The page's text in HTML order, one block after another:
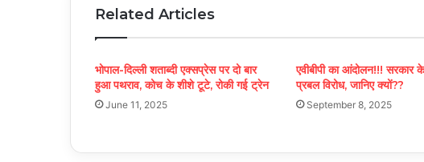
Related Articles
भोपाल-दिल्ली शताब्दी एक्सप्रेस पर दो बार
हुआ पथराव, कोच के शीशे टूटे, रोकी गई ट्रेन
June 11, 2025
एवीबीपी का आंदोलन!!!
प्रबल विरोध, जानिए क्यों??
September 8, 2025